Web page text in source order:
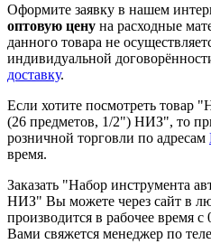
Оформите заявку в нашем
оптовую цену на расходные
данного товара не
индивидуальной
доставку.
Если хотите посмотреть товар
(26 предметов, 1/2") НИЗ", то
розничной торговли по адресам
время.
Заказать "Набор инструмента
НИЗ" Вы можете через сайт в
производится в рабочее время
Вами свяжется менеджер по